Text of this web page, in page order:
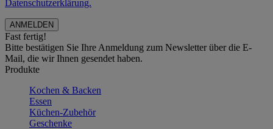
Datenschutzerklärung.
Fast fertig!
Bitte bestätigen Sie Ihre Anmeldung zum Newsletter über die E-
Mail, die wir Ihnen gesendet haben.
Produkte
Kochen & Backen
Essen
Küchen-Zubehör
Geschenke